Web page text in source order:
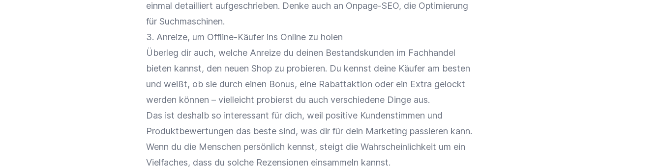
einmal detailliert aufgeschrieben. Denke auch an Onpage-SEO, die Optimierung
für Suchmaschinen.
3. Anreize, um Offline-Käufer ins Online zu holen
Überleg dir auch, welche Anreize du deinen Bestandskunden im Fachhandel
bieten kannst, den neuen Shop zu probieren. Du kennst deine Käufer am besten
und weißt, ob sie durch einen Bonus, eine Rabattaktion oder ein Extra gelockt
werden können – vielleicht probierst du auch verschiedene Dinge aus.
Das ist deshalb so interessant für dich, weil positive Kundenstimmen und
Produktbewertungen das beste sind, was dir für dein Marketing passieren kann.
Wenn du die Menschen persönlich kennst, steigt die Wahrscheinlichkeit um ein
Vielfaches, dass du solche Rezensionen einsammeln kannst.